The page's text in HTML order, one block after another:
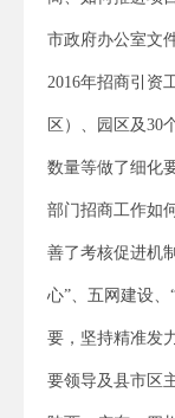
市政府办公室文
2016年招商引资
区）、园区及30
数量等做了细化
部门招商工作如
善了考核促进机制
心”、五网建设
要，坚持精准发
要领导及县市区